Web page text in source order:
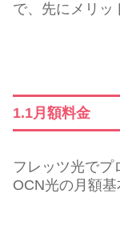
で、先にメリッ
1.1月額料金
フレッツ光でプ
OCN光の月額基